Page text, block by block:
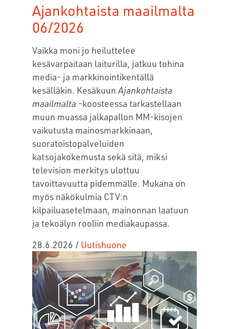
Ajankohtaista maailmalta
06/2026
Vaikka moni jo heiluttelee
kesävarpaitaan laiturilla, jatkuu tohina
media- ja markkinointikentällä
kesälläkin. Kesäkuun Ajankohtaista
maailmalta -koosteessa tarkastellaan
muun muassa jalkapallon MM-kisojen
vaikutusta mainosmarkkinaan,
suoratoistopalveluiden
katsojakokemusta sekä sitä, miksi
television merkitys ulottuu
tavoittavuutta pidemmälle. Mukana on
myös näkökulmia CTV:n
kilpailuasetelmaan, mainonnan laatuun
ja tekoälyn rooliin mediakaupassa.
28.6.2026 / Uutishuone